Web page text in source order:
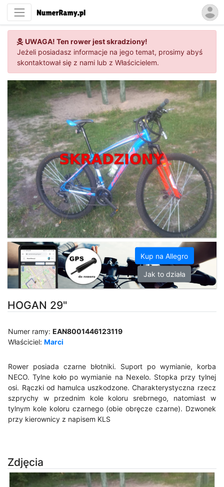
UWAGA! Ten rower jest skradziony!
Jeżeli posiadasz informacje na jego temat, prosimy abyś
skontaktował się z nami lub z Właścicielem.
Kup na Allegro
Jak to działa
HOGAN 29"
Numer ramy:EAN8001446123119
Właściciel:Marci
Rower posiada czarne błotniki. Suport po wymianie, korba
NECO. Tylne koło po wymianie na Nexelo. Stopka przy tylnej
osi. Rączki od hamulca uszkodzone. Charakterystyczna rzecz
szprychy w przednim kole koloru srebrnego, natomiast w
tylnym kole koloru czarnego (obie obręcze czarne). Dzwonek
przy kierownicy z napisem KLS
Zdjęcia